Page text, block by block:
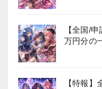
【全国/
万円分の
【特報】